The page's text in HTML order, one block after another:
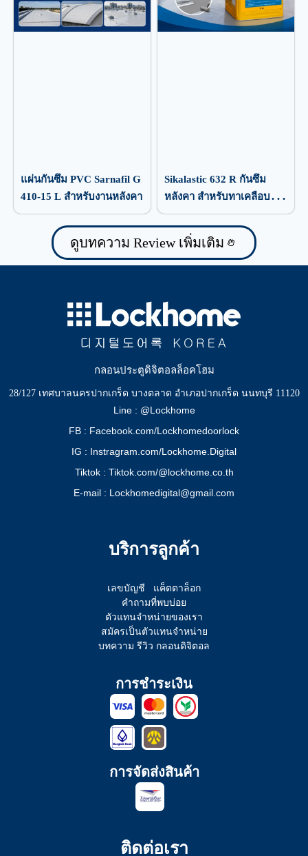
แผ่นกันซึม PVC Sarnafil G
410-15 L สำหรับงานหลังคา
Sikalastic 632 R กันซึม
หลังคา สำหรับทาเคลือบ
ป้องกันน้ำรั่วซึม
ดูบทความ Review เพิ่มเติม
กลอนประตูดิจิตอลล็อคโฮม
28/127 เทศบาลนครปากเกร็ด บางตลาด อำเภอปากเกร็ด นนทบุรี 11120
Line : @Lockhome
FB : Facebook.com/Lockhomedoorlock
IG : Instragram.com/Lockhome.Digital
Tiktok : Tiktok.com/@lockhome.co.th
E-mail : Lockhomedigital@gmail.com
บริการลูกค้า
เลขบัญชี
แค็ตตาล็อก
คำถามที่พบบ่อย
ตัวแทนจำหน่ายของเรา
สมัครเป็นตัวแทนจำหน่าย
บทความ รีวิว กลอนดิจิตอล
การชำระเงิน
การจัดส่งสินค้า
ติดต่อเรา